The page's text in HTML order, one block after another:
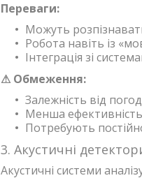
Переваги:
Можуть
Робота навіть із
Інтеграція зі
⚠ Обмеження:
Залежність від
Менша
Потребують
3. Акустичні
Акустичні системи